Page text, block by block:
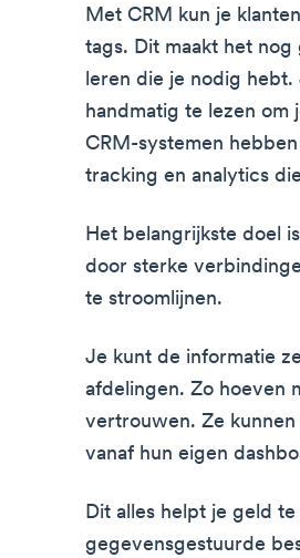
Met CRM kun je
tags. Dit maakt het
leren die je nodig
handmatig te lezen om
CRM-systemen
tracking en analytics
Het belangrijkste doel
door sterke
te stroomlijnen.
Je kunt de informatie
afdelingen. Zo hoeven
vertrouwen. Ze
vanaf hun eigen
Dit alles helpt je geld
gegevensgestuurde